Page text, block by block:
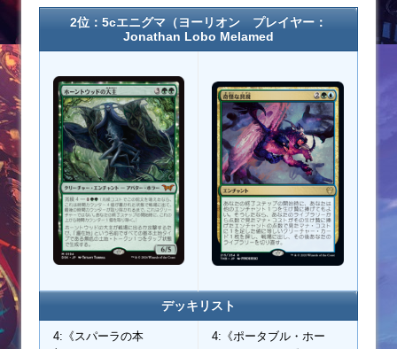
2位：5cエニグマ（ヨーリオン プレイヤー：
Jonathan Lobo Melamed
デッキリスト
4:《スパーラの本
4:《ポータブル・ホー